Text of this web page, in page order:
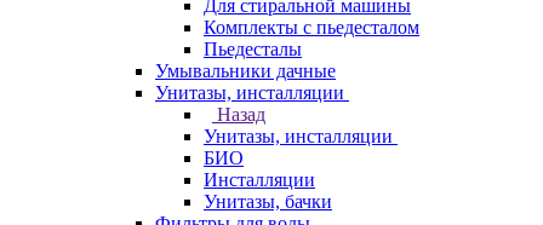
Для стиральной машины
Комплекты с пьедесталом
Пьедесталы
Умывальники дачные
Унитазы, инсталляции
Назад
Унитазы, инсталляции
БИО
Инсталляции
Унитазы, бачки